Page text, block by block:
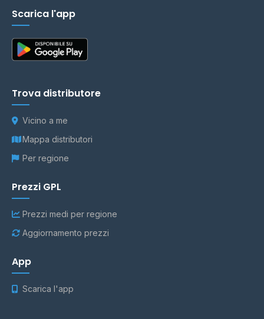
Scarica l'app
Trova distributore
Vicino a me
Mappa distributori
Per regione
Prezzi GPL
Prezzi medi per regione
Aggiornamento prezzi
App
Scarica l'app